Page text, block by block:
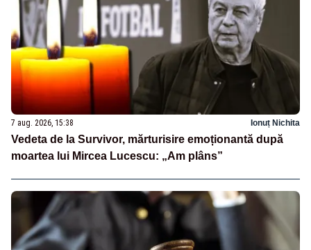
7 aug. 2026, 15:38 Ionuț Nichita
Vedeta de la Survivor, mărturisire emoționantă după
moartea lui Mircea Lucescu: „Am plâns”